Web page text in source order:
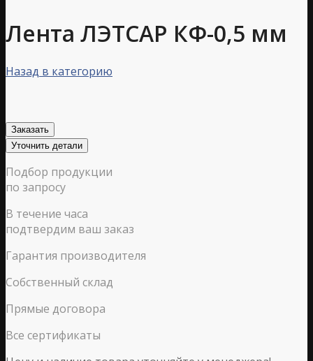
Лента ЛЭТСАР КФ-0,5 мм
Назад в категорию
Заказать
Уточнить детали
Подбор продукции
по запросу
В течение часа
подтвердим ваш заказ
Гарантия производителя
Собственный склад
Прямые договора
Все сертификаты